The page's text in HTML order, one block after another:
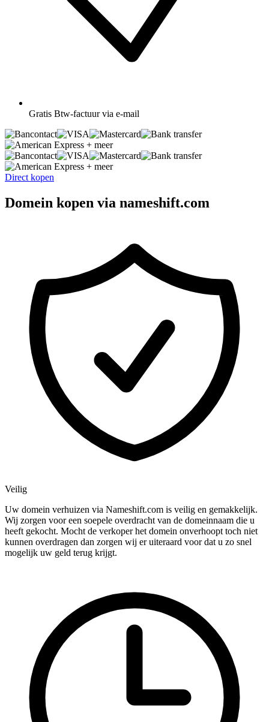
Gratis Btw-factuur via e-mail
+ meer
+ meer
Direct kopen
Domein kopen via nameshift.com
Veilig
Uw domein verhuizen via Nameshift.com is veilig en gemakkelijk.
Wij zorgen voor een soepele overdracht van de domeinnaam die u
heeft gekocht. Mocht de verkoper het domein onverhoopt toch niet
kunnen overdragen dan zorgen wij er uiteraard voor dat u zo snel
mogelijk uw geld terug krijgt.